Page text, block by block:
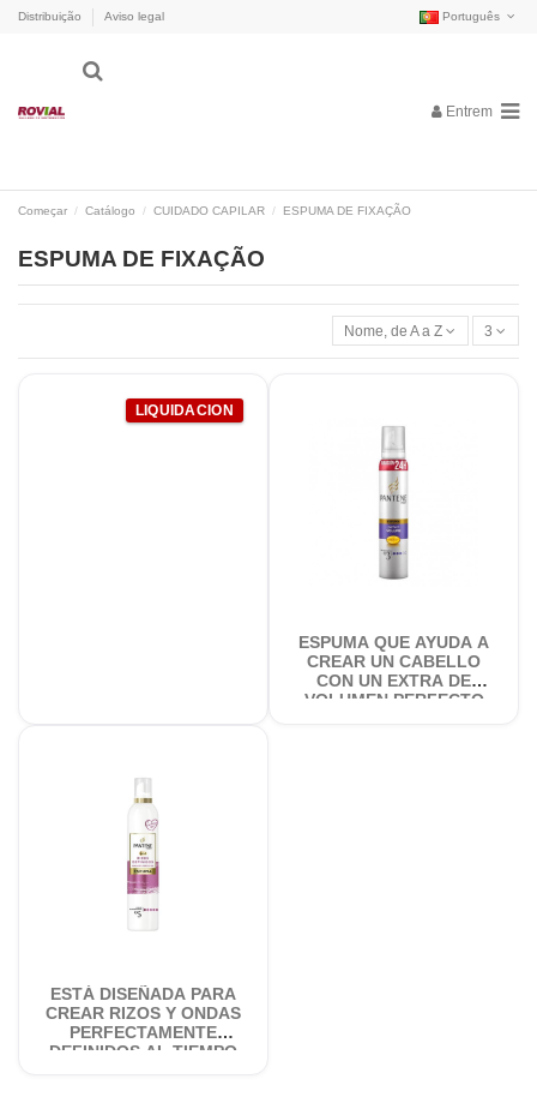
Distribuição Aviso legal Português
Entrem
Começar Catálogo CUIDADO CAPILAR ESPUMA DE FIXAÇÃO
ESPUMA DE FIXAÇÃO
Nome, de A a Z 3
LIQUIDACION
ESPUMA QUE AYUDA A
CREAR UN CABELLO
CON UN EXTRA DE
VOLUMEN PERFECTO
ESTÁ DISEÑADA PARA
CREAR RIZOS Y ONDAS
PERFECTAMENTE
DEFINIDOS AL TIEMPO